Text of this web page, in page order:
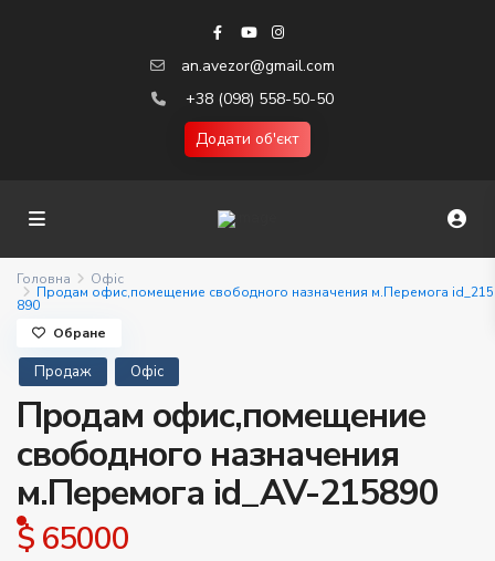
an.avezor@gmail.com
+38 (098) 558-50-50
Додати об'єкт
Головна Офіс
Продам офис,помещение свободного назначения м.Перемога id_215
890
Продаж Офіс
Продам офис,помещение
свободного назначения
м.Перемога id_AV-215890
$ 65000
Обране